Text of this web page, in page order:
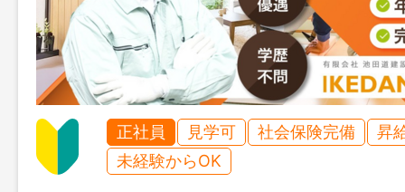
正社員 見学可 社会保険完備
昇
未経験からOK